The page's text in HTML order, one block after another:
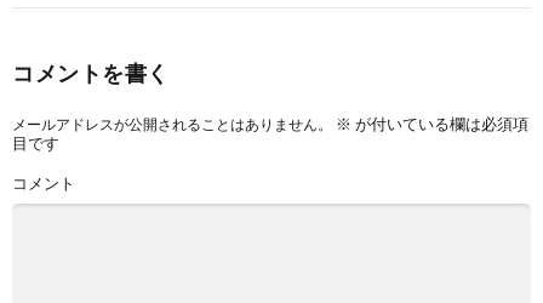
コメントを書く
メールアドレスが公開されることはありません。 ※ が付いている欄は必須項
目です
コメント